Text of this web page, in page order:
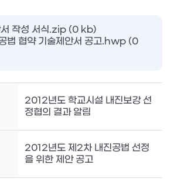
서 작성 서식.zip (0 kb)
법 협약 기술제안서 공고.hwp (0
2012년도 학교시설 내진보강 선
정협의 결과 알림
2012년도 제2차 내진공법 선정
을 위한 제안 공고